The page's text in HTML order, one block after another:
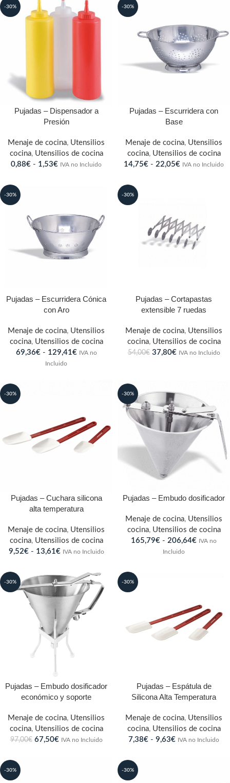
-30%
Pujadas – Dispensador a
Presión
Menaje de cocina, Utensilios
cocina, Utensilios de cocina
0,88€ - 1,53€ IVA no Incluido
-30%
Pujadas – Escurridera con
Base
Menaje de cocina, Utensilios
cocina, Utensilios de cocina
14,75€ - 22,05€ IVA no Incluido
-30%
Pujadas – Escurridera Cónica
con Aro
Menaje de cocina, Utensilios
cocina, Utensilios de cocina
69,36€ - 129,41€ IVA no
Incluido
-30%
Pujadas – Cortapastas
extensible 7 ruedas
Menaje de cocina, Utensilios
cocina, Utensilios de cocina
54,00€ 37,80€ IVA no Incluido
-30%
Pujadas – Cuchara silicona
alta temperatura
Menaje de cocina, Utensilios
cocina, Utensilios de cocina
9,52€ - 13,61€ IVA no Incluido
-30%
Pujadas – Embudo dosificador
Menaje de cocina, Utensilios
cocina, Utensilios de cocina
165,79€ - 206,64€ IVA no
Incluido
-30%
Pujadas – Embudo dosificador
económico y soporte
Menaje de cocina, Utensilios
cocina, Utensilios de cocina
97,00€ 67,50€ IVA no Incluido
-30%
Pujadas – Espátula de
Silicona Alta Temperatura
Menaje de cocina, Utensilios
cocina, Utensilios de cocina
7,38€ - 9,63€ IVA no Incluido
-30% -30%